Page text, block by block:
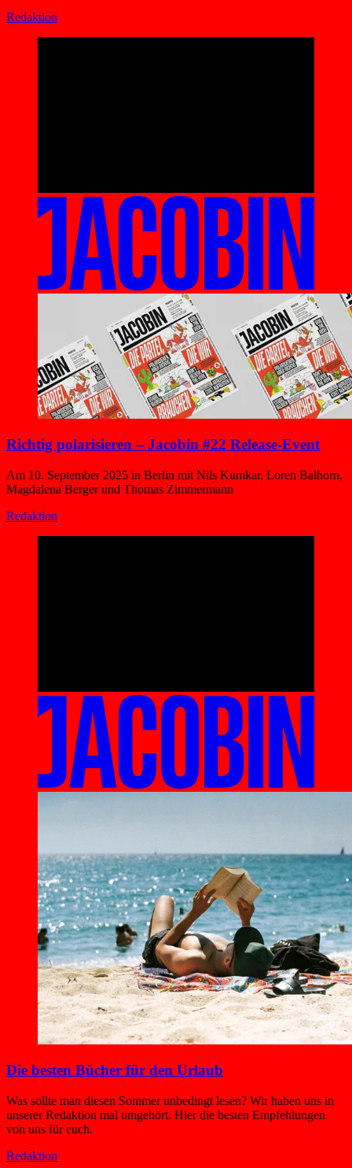
Redaktion
Richtig polarisieren – Jacobin #22 Release-Event
Am 10. September 2025 in Berlin mit Nils Kumkar, Loren Balhorn,
Magdalena Berger und Thomas Zimmermann
Redaktion
Die besten Bücher für den Urlaub
Was sollte man diesen Sommer unbedingt lesen? Wir haben uns in
unserer Redaktion mal umgehört. Hier die besten Empfehlungen
von uns für euch.
Redaktion